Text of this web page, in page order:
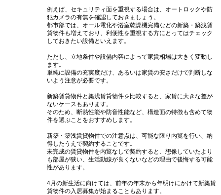
例えば、セキュリティ面を重視する場合は、オートロックや防
犯カメラの有無を確認しておきましょう。
都市部では、オール電化や浴室乾燥機完備などの新築・築浅賃
貸物件も増えており、利便性を重視する方にとってはチェック
しておきたい設備といえます。
ただし、立地条件や設備内容によって家賃相場は大きく変動し
ます。
単純に設備の充実度だけ、あるいは家賃の安さだけで判断しな
いよう注意が必要です。
新築賃貸物件と築浅賃貸物件を比較すると、家賃に大きな差が
ないケースもあります。
そのため、断熱性能や防音性能など、構造面の特徴も含めて物
件を選ぶことをおすすめします。
新築・築浅賃貸物件での注意点は、可能な限り内覧を行い、納
得したうえで契約することです。
未完成の賃貸物件を内覧なしで契約すると、想像していたより
も部屋が狭い、生活動線が良くないなどの理由で後悔する可能
性があります。
4月の新生活に向けては、前年の年末から年明けにかけて新築賃
貸物件の入居募集が始まることもあります。